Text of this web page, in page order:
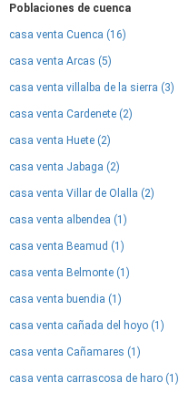
Poblaciones de cuenca
casa venta Cuenca (16)
casa venta Arcas (5)
casa venta villalba de la sierra (3)
casa venta Cardenete (2)
casa venta Huete (2)
casa venta Jabaga (2)
casa venta Villar de Olalla (2)
casa venta albendea (1)
casa venta Beamud (1)
casa venta Belmonte (1)
casa venta buendia (1)
casa venta cañada del hoyo (1)
casa venta Cañamares (1)
casa venta carrascosa de haro (1)